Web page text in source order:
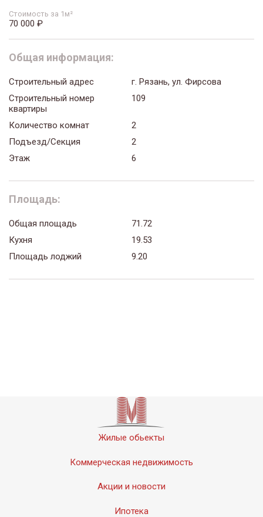
Стоимость за 1м²
70 000 ₽
Общая информация:
Строительный адрес
г. Рязань, ул. Фирсова
Строительный номер
квартиры
109
Количество комнат
2
Подъезд/Секция
2
Этаж
6
Площадь:
Общая площадь
71.72
Кухня
19.53
Площадь лоджий
9.20
Жилые обьекты
Коммерческая недвижимость
Акции и новости
Ипотека